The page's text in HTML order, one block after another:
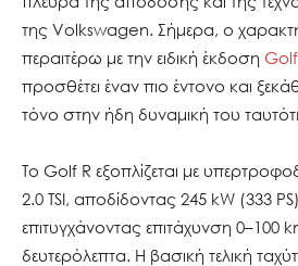
της Volkswagen. Σήμερα, ο
περαιτέρω με την ειδική έκδοση
προσθέτει έναν πιο έντονο και
τόνο στην ήδη δυναμική του
Το Golf R εξοπλίζεται με
2.0 TSI, αποδίδοντας 245 kW (333
επιτυγχάνοντας επιτάχυνση 0–100
δευτερόλεπτα. Η βασική τελική